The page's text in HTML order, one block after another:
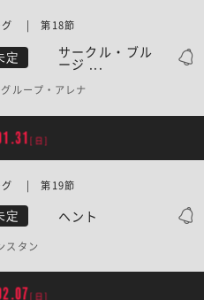
定 サークル・ブル
ージ ...
グ | 第18節
ループ・アレナ
[日]
定 ヘント
グ | 第19節
スタン
[日]